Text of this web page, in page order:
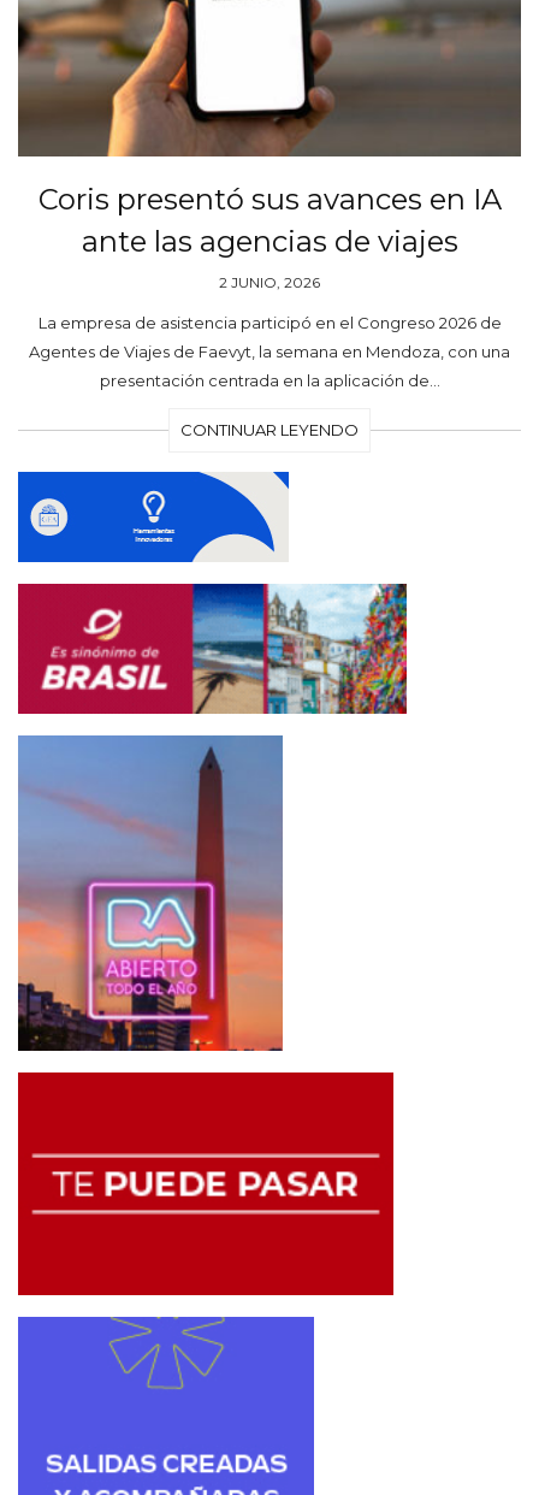
Coris presentó sus avances en IA
ante las agencias de viajes
2 JUNIO, 2026
La empresa de asistencia participó en el Congreso 2026 de
Agentes de Viajes de Faevyt, la semana en Mendoza, con una
presentación centrada en la aplicación de…
CONTINUAR LEYENDO